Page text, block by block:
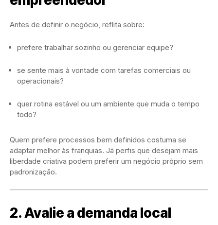
Antes de definir o negócio, reflita sobre:
prefere trabalhar sozinho ou gerenciar equipe?
se sente mais à vontade com tarefas comerciais ou
operacionais?
quer rotina estável ou um ambiente que muda o tempo
todo?
Quem prefere processos bem definidos costuma se
adaptar melhor às franquias. Já perfis que desejam mais
liberdade criativa podem preferir um negócio próprio sem
padronização.
2. Avalie a demanda local